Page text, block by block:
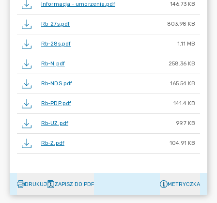
Informacja - umorzenia.pdf 146.73 KB
Rb-27s.pdf 803.98 KB
Rb-28s.pdf 1.11 MB
Rb-N.pdf 258.36 KB
Rb-NDS.pdf 165.54 KB
Rb-PDP.pdf 141.4 KB
Rb-UZ.pdf 99.7 KB
Rb-Z.pdf 104.91 KB
DRUKUJ ZAPISZ DO PDF METRYCZKA